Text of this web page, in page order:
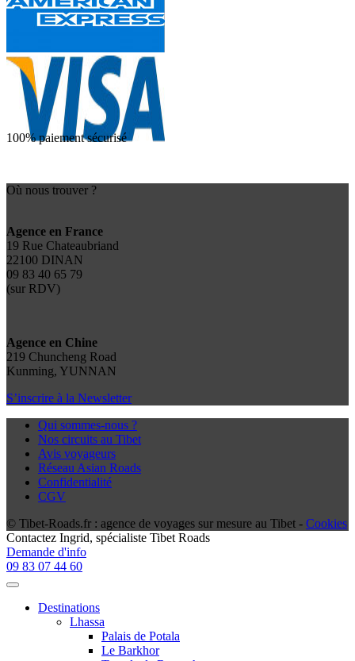
100% paiement sécurisé
Où nous trouver ?
Agence en France
19 Rue Chateaubriand
22100 DINAN
09 83 40 65 79
(sur RDV)
Agence en Chine
219 Chuncheng Road
Kunming, YUNNAN
S’inscrire à la Newsletter
Qui sommes-nous ?
Nos circuits au Tibet
Avis voyageurs
Réseau Asian Roads
Confidentialité
CGV
© Tibet-Roads.fr : agence de voyages sur mesure au Tibet - Cookies
Contactez Ingrid, spécialiste Tibet Roads
Demande d'info
09 83 07 44 60
Destinations
Lhassa
Palais de Potala
Le Barkhor